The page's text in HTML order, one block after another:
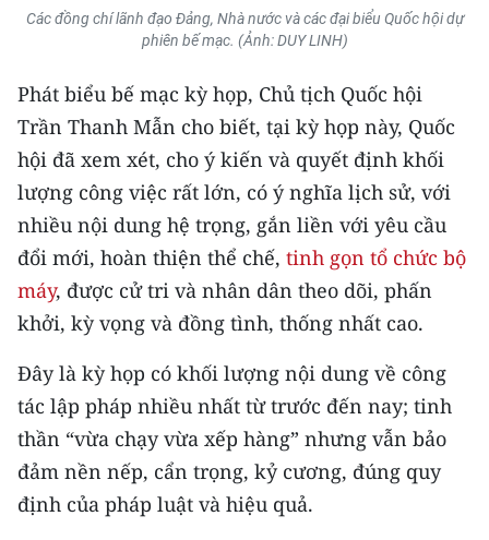
Media Văn hóa
Media Pháp luật
Media Du lịch
Media Thế giới
Media Thể thao
Media Giáo dục
Media Y tế
Media Khoa học - Công nghệ
Media Môi trường
Ảnh
Các đồng chí lãnh đạo Đảng, Nhà nước và các đại biểu Quốc hội dự
phiên bế mạc. (Ảnh: DUY LINH)
Phát biểu bế mạc kỳ họp, Chủ tịch Quốc hội
Trần Thanh Mẫn cho biết, tại kỳ họp này, Quốc
hội đã xem xét, cho ý kiến và quyết định khối
lượng công việc rất lớn, có ý nghĩa lịch sử, với
nhiều nội dung hệ trọng, gắn liền với yêu cầu
đổi mới, hoàn thiện thể chế, tinh gọn tổ chức bộ
máy, được cử tri và nhân dân theo dõi, phấn
khởi, kỳ vọng và đồng tình, thống nhất cao.
Đây là kỳ họp có khối lượng nội dung về công
tác lập pháp nhiều nhất từ trước đến nay; tinh
thần “vừa chạy vừa xếp hàng” nhưng vẫn bảo
đảm nền nếp, cẩn trọng, kỷ cương, đúng quy
định của pháp luật và hiệu quả.